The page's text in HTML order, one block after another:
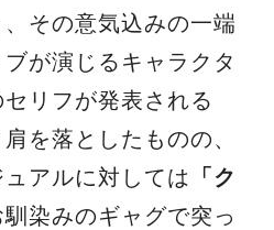
その意気込みの一端
が演じるキャラクタ
リフが発表される
肩を落としたものの、
アルに対しては 「ク
馴染みのギャグで突っ